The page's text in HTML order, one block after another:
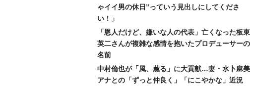
ゃイイ男の休日”っていう見出しにしてくださ
い！」
「恩人だけど、嫌いな人の代表」亡くなった板東
英二さんが複雑な感情を抱いたプロデューサーの
名前
中村倫也が「風、薫る」に大貢献…妻・水卜麻美
アナとの「ずっと仲良く」「にこやかな」近況